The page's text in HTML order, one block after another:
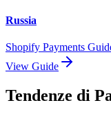
Russia
Shopify Payments
View Guide
Tendenze di